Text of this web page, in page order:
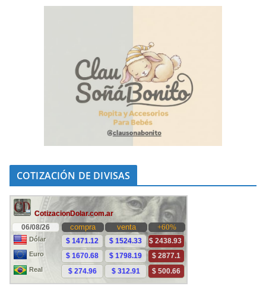
COTIZACIÓN DE DIVISAS